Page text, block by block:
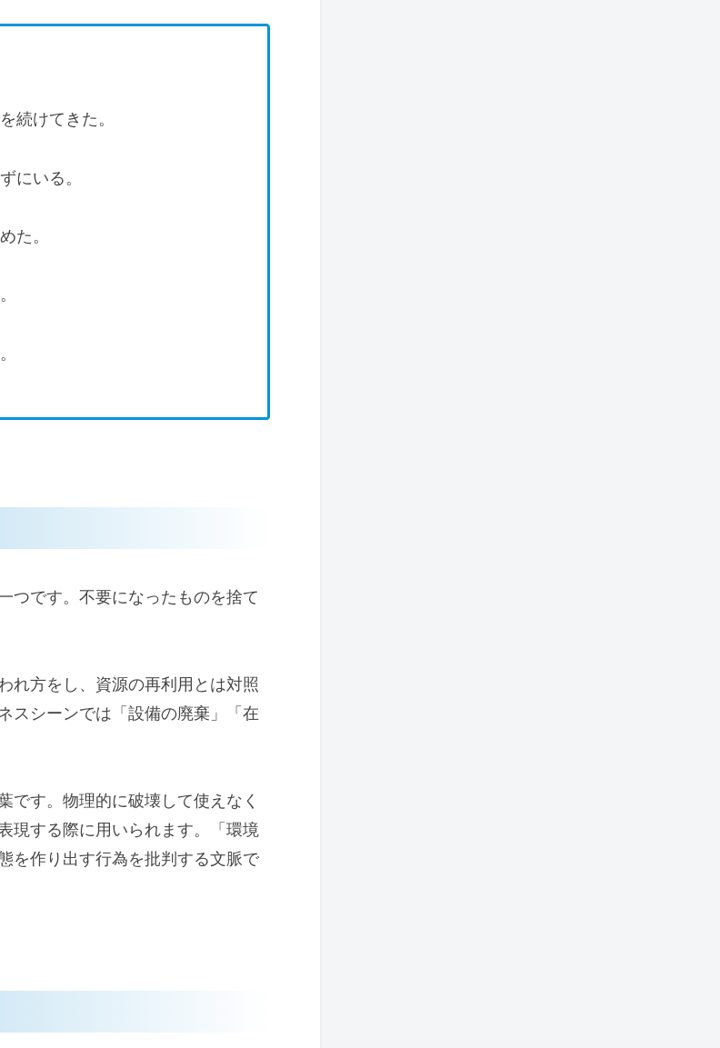
続けてきた。
にいる。
た。
つです。不要になったものを捨て
れ方をし、資源の再利用とは対照
スシーンでは「設備の廃棄」「在
です。物理的に破壊して使えなく
現する際に用いられます。「環境
を作り出す行為を批判する文脈で